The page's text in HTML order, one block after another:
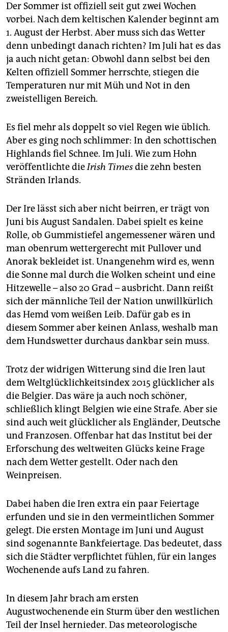
abo
genossenschaft
epaper login
Der Sommer ist offiziell seit gut zwei Wochen
vorbei. Nach dem keltischen Kalender beginnt am
1. August der Herbst. Aber muss sich das Wetter
denn unbedingt danach richten? Im Juli hat es das
ja auch nicht getan: Obwohl dann selbst bei den
Kelten offiziell Sommer herrschte, stiegen die
Temperaturen nur mit Müh und Not in den
zweistelligen Bereich.
Es fiel mehr als doppelt so viel Regen wie üblich.
Aber es ging noch schlimmer: In den schottischen
Highlands fiel Schnee. Im Juli. Wie zum Hohn
veröffentlichte dieIrish Timesdie zehn besten
Stränden Irlands.
Der Ire lässt sich aber nicht beirren, er trägt von
Juni bis August Sandalen. Dabei spielt es keine
Rolle, ob Gummistiefel angemessener wären und
man obenrum wettergerecht mit Pullover und
Anorak bekleidet ist. Unangenehm wird es, wenn
die Sonne mal durch die Wolken scheint und eine
Hitzewelle – also 20 Grad – ausbricht. Dann reißt
sich der männliche Teil der Nation unwillkürlich
das Hemd vom weißen Leib. Dafür gab es in
diesem Sommer aber keinen Anlass, weshalb man
dem Hundswetter durchaus dankbar sein muss.
Trotz der widrigen Witterung sind die Iren laut
dem Weltglücklichkeitsindex 2015 glücklicher als
die Belgier. Das wäre ja auch noch schöner,
schließlich klingt Belgien wie eine Strafe. Aber sie
sind auch weit glücklicher als Engländer, Deutsche
und Franzosen. Offenbar hat das Institut bei der
Erforschung des weltweiten Glücks keine Frage
nach dem Wetter gestellt. Oder nach den
Weinpreisen.
Dabei haben die Iren extra ein paar Feiertage
erfunden und sie in den vermeintlichen Sommer
gelegt. Die ersten Montage im Juni und August
sind sogenannte Bankfeiertage. Das bedeutet, dass
sich die Städter verpflichtet fühlen, für ein langes
Wochenende aufs Land zu fahren.
In diesem Jahr brach am ersten
Augustwochenende ein Sturm über den westlichen
Teil der Insel hernieder. Das meteorologische